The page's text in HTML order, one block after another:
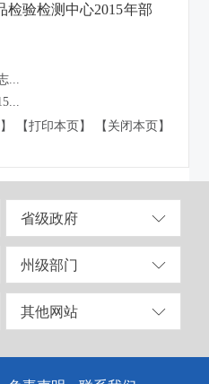
检验检测中心2015年部
...
【打印本页】 【关闭本页】
省级政府
州级部门
其他网站